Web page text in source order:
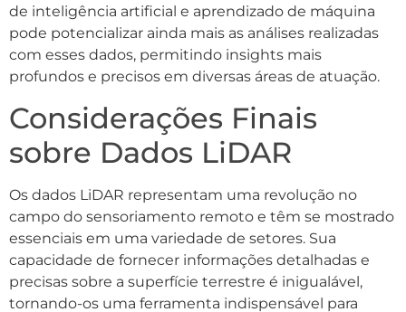
de inteligência artificial e aprendizado de máquina
pode potencializar ainda mais as análises realizadas
com esses dados, permitindo insights mais
profundos e precisos em diversas áreas de atuação.
Considerações Finais
sobre Dados LiDAR
Os dados LiDAR representam uma revolução no
campo do sensoriamento remoto e têm se mostrado
essenciais em uma variedade de setores. Sua
capacidade de fornecer informações detalhadas e
precisas sobre a superfície terrestre é inigualável,
tornando-os uma ferramenta indispensável para